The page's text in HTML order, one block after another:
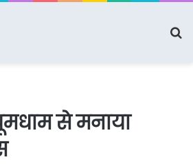
से मनाया